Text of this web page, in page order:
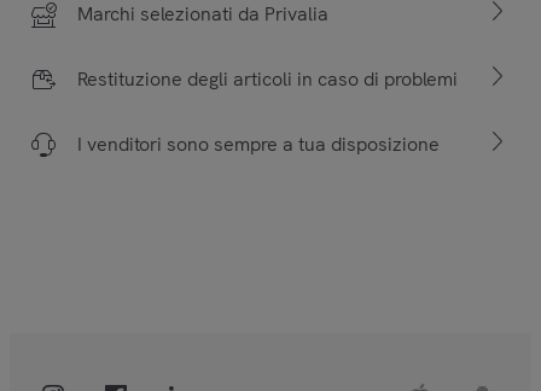
Marchi selezionati da Privalia
Restituzione degli articoli in caso di problemi
I venditori sono sempre a tua disposizione